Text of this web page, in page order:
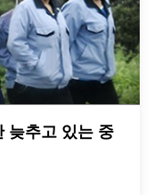
늦추고 있는 중